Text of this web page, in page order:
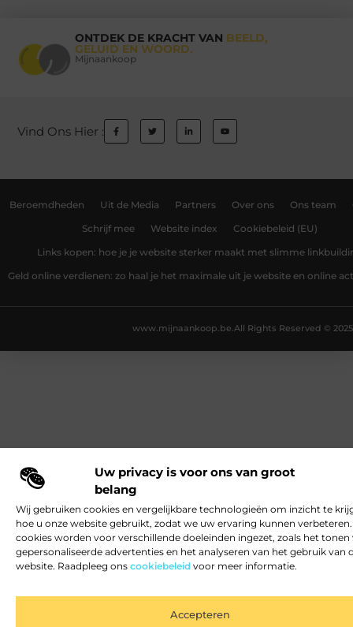
Uw privacy is voor ons van groot
belang
Wij gebruiken cookies en vergelijkbare technologieën om inzicht te
hoe u onze website gebruikt, zodat we uw ervaring kunnen verbeteren.
cookies worden voor verschillende doeleinden ingezet, zoals het tonen
gepersonaliseerde advertenties en het analyseren van het gebruik van
website. Raadpleeg ons cookiebeleid voor meer informatie.
Accepteren
ONTDEK DE KRACHT VAN BEELD,
GELUID EN WOORD.
Mijnaankoop
Vind Ons Hier :
Beroemdheden Uit de Media Partners Over ons Ons team
Schrijf mee Website index Cookiebeleid (EU)
Links kopen: hoe je je website sterker maakt met slimme
Geld online verdienen: zo haal je het maximale uit je website en online
All Rights Reserved © 2025
www.mijnaankoop.be.